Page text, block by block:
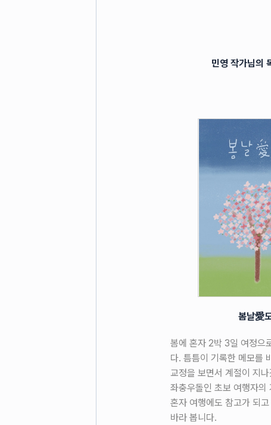
민영 작가님의
봄날愛
봄에 혼자 2박 3일 여정으
다. 틈틈이 기록한 메모를
교정을 보면서 계절이 지
좌충우돌인 초보 여행자의
혼자 여행에도 참고가 되
바라 봅니다.